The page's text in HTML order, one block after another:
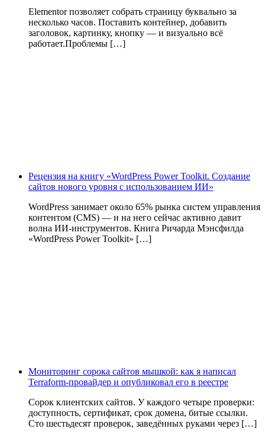
Elementor позволяет собрать страницу буквально за
несколько часов. Поставить контейнер, добавить
заголовок, картинку, кнопку — и визуально всё
работает.Проблемы […]
Рецензия на книгу «WordPress Power Toolkit. Создание
сайтов нового уровня с использованием ИИ»
WordPress занимает около 65% рынка систем управления
контентом (CMS) — и на него сейчас активно давит
волна ИИ‑инструментов. Книга Ричарда Мэнсфилда
«WordPress Power Toolkit» […]
Мониторинг сорока сайтов мышкой: как я написал
Terraform-провайдер и опубликовал его в реестре
Сорок клиентских сайтов. У каждого четыре проверки:
доступность, сертификат, срок домена, битые ссылки.
Сто шестьдесят проверок, заведённых руками через […]